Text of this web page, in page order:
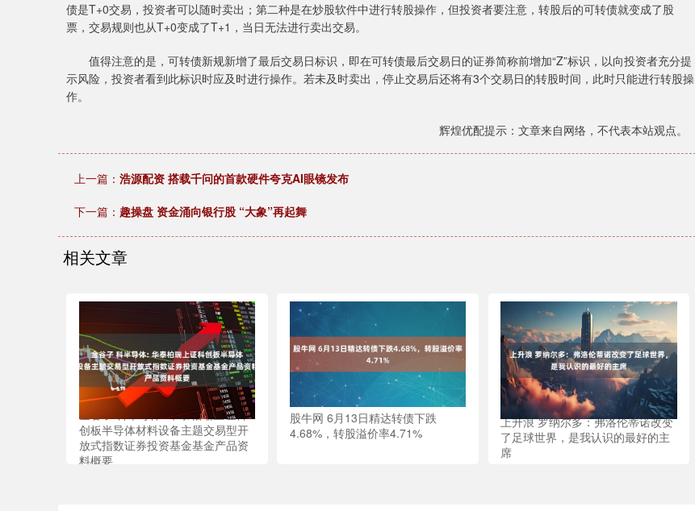
债是T+0交易，投资者可以随时卖出；第二种是在炒股软件中进行转股操作，但投资者要注意，转股后的可转债就变成了股
票，交易规则也从T+0变成了T+1，当日无法进行卖出交易。
值得注意的是，可转债新规新增了最后交易日标识，即在可转债最后交易日的证券简称前增加“Z”标识，以向投资者充分提
示风险，投资者看到此标识时应及时进行操作。若未及时卖出，停止交易后还将有3个交易日的转股时间，此时只能进行转股操
作。
辉煌优配提示：文章来自网络，不代表本站观点。
上一篇： 浩源配资 搭载千问的首款硬件夸克AI眼镜发布
下一篇： 趣操盘 资金涌向银行股 “大象”再起舞
相关文章
金谷子 科半导体: 华泰柏瑞上证科
创板半导体材料设备主题交易型开
放式指数证券投资基金基金产品资
料概要
股牛网 6月13日精达转债下跌
4.68%，转股溢价率4.71%
上升浪 罗纳尔多：弗洛伦蒂诺改变
了足球世界，是我认识的最好的主
席